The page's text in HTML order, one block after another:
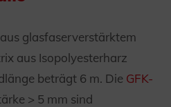
glasfaserverstärktem
aus Isopolyesterharz
beträgt 6 m. Die GFK-
> 5 mm sind